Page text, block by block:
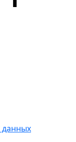
данных